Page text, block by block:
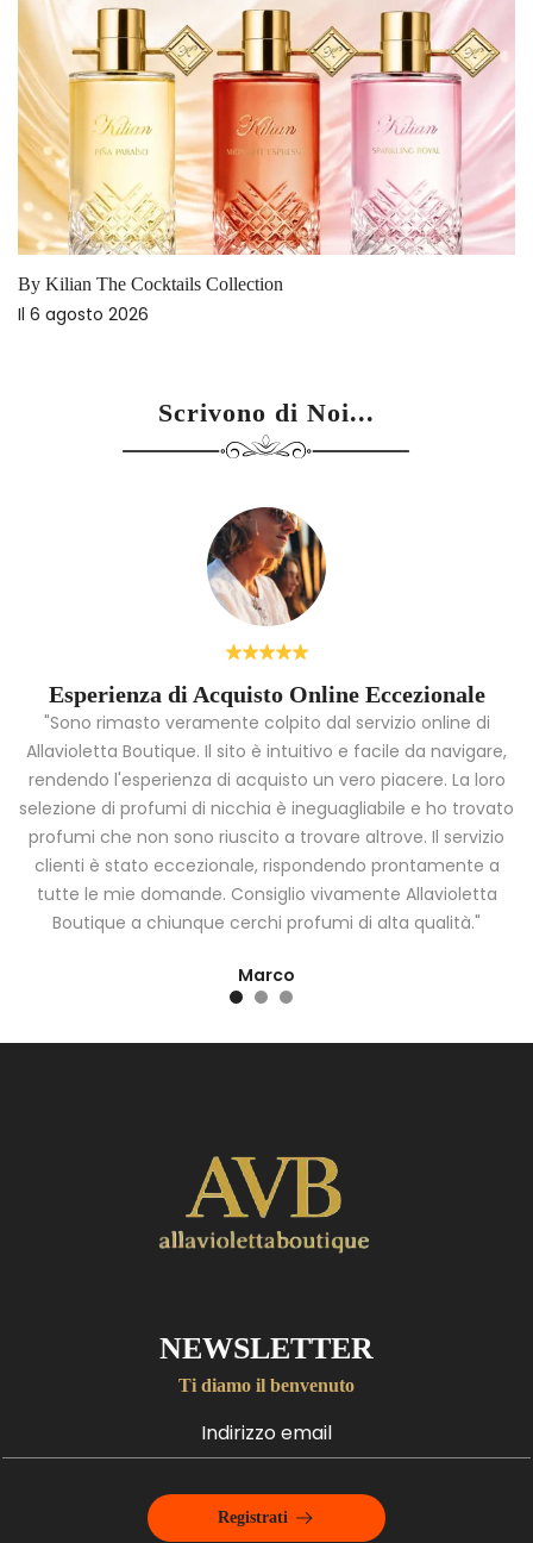
By Kilian The Cocktails Collection
Il 6 agosto 2026
Scrivono di Noi...
Esperienza di Acquisto Online Eccezionale
"Sono rimasto veramente colpito dal servizio online di
Allavioletta Boutique. Il sito è intuitivo e facile da navigare,
rendendo l'esperienza di acquisto un vero piacere. La loro
selezione di profumi di nicchia è ineguagliabile e ho trovato
profumi che non sono riuscito a trovare altrove. Il servizio
clienti è stato eccezionale, rispondendo prontamente a
tutte le mie domande. Consiglio vivamente Allavioletta
Boutique a chiunque cerchi profumi di alta qualità."
Marco
NEWSLETTER
Ti diamo il benvenuto
Registrati